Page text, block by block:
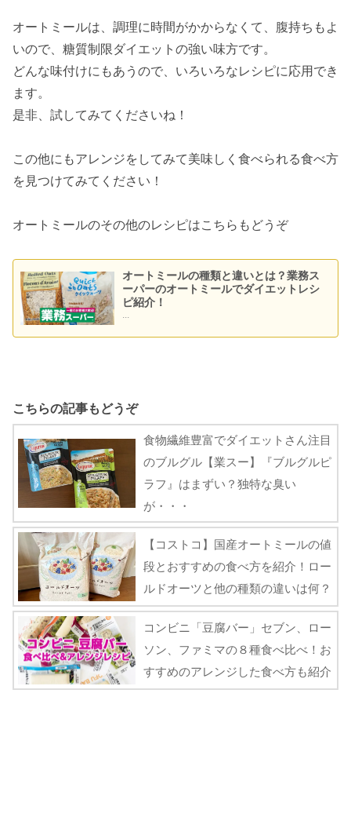
オートミールは、調理に時間がかからなくて、腹持ちもよ
いので、糖質制限ダイエットの強い味方です。
どんな味付けにもあうので、いろいろなレシピに応用でき
ます。
是非、試してみてくださいね！
この他にもアレンジをしてみて美味しく食べられる食べ方
を見つけてみてください！
オートミールのその他のレシピはこちらもどうぞ
オートミールの種類と違いとは？業務ス
ーパーのオートミールでダイエットレシ
ピ紹介！
...
こちらの記事もどうぞ
食物繊維豊富でダイエットさん注目
のブルグル【業スー】『ブルグルピ
ラフ』はまずい？独特な臭い
が・・・
【コストコ】国産オートミールの値
段とおすすめの食べ方を紹介！ロー
ルドオーツと他の種類の違いは何？
コンビニ「豆腐バー」セブン、ロー
ソン、ファミマの８種食べ比べ！お
すすめのアレンジした食べ方も紹介